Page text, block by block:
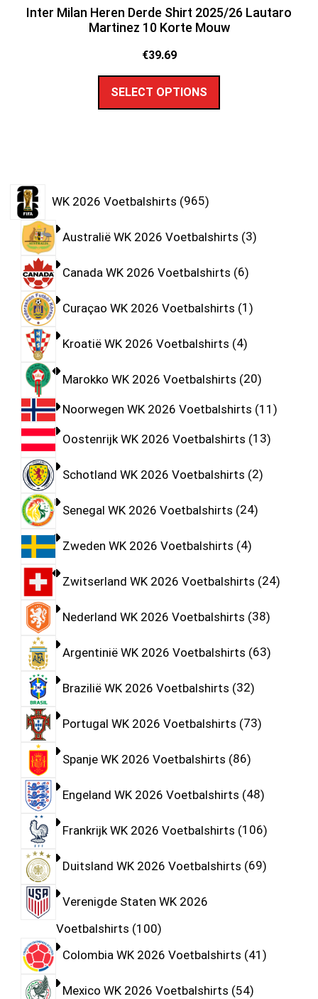
Inter Milan Heren Derde Shirt 2025/26 Lautaro
Martinez 10 Korte Mouw
€39.69
SELECT OPTIONS
WK 2026 Voetbalshirts 965
Australië WK 2026 Voetbalshirts 3
Canada WK 2026 Voetbalshirts 6
Curaçao WK 2026 Voetbalshirts 1
Kroatië WK 2026 Voetbalshirts 4
Marokko WK 2026 Voetbalshirts 20
Noorwegen WK 2026 Voetbalshirts 11
Oostenrijk WK 2026 Voetbalshirts 13
Schotland WK 2026 Voetbalshirts 2
Senegal WK 2026 Voetbalshirts 24
Zweden WK 2026 Voetbalshirts 4
Zwitserland WK 2026 Voetbalshirts 24
Nederland WK 2026 Voetbalshirts 38
Argentinië WK 2026 Voetbalshirts 63
Brazilië WK 2026 Voetbalshirts 32
Portugal WK 2026 Voetbalshirts 73
Spanje WK 2026 Voetbalshirts 86
Engeland WK 2026 Voetbalshirts 48
Frankrijk WK 2026 Voetbalshirts 106
Duitsland WK 2026 Voetbalshirts 69
Verenigde Staten WK 2026
Voetbalshirts 100
Colombia WK 2026 Voetbalshirts 41
Mexico WK 2026 Voetbalshirts 54